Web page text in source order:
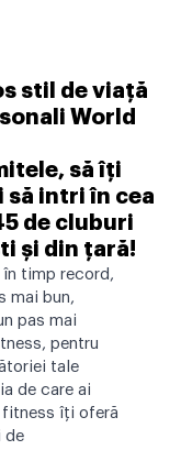
stil de viață
World
să îți
să intri în cea
de cluburi
și din țară!
timp record,
mai bun,
pas mai
pentru
tale
de care ai
fitness îți oferă
de